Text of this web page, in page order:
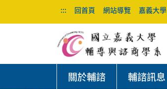
::: 回首頁 網站導覽 嘉義大學
關於輔諮 輔諮訊息